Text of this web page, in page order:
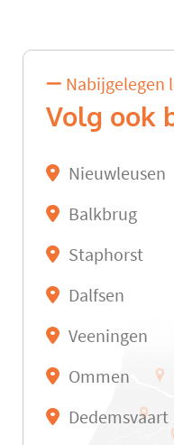
Nabijgelegen
Volg ook
Nieuwleusen
Balkbrug
Staphorst
Dalfsen
Veeningen
Ommen
Dedemsvaart